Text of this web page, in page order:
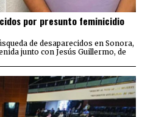
por presunto feminicidio
de desaparecidos en Sonora,
junto con Jesús Guillermo, de